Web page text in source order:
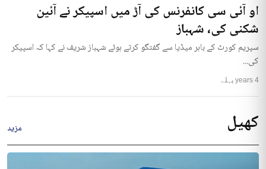
او آئی سی کانفرنس کی آڑ میں اسپیکر نے آئین
شکنی کی، شہباز
سپریم کورٹ کے باہر میڈیا سے گفتگو کرتے ہوئے شہباز شریف نے کہا کہ اسپیکر
کی...
4 years پہلے
کھیل مزید